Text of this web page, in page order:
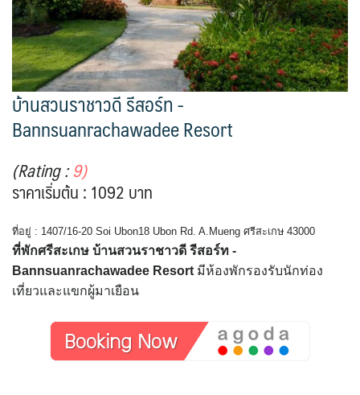
บ้านสวนราชาวดี รีสอร์ท -
Bannsuanrachawadee Resort
(Rating :9)
ราคาเริ่มต้น : 1092 บาท
ที่อยู่ : 1407/16-20 Soi Ubon18 Ubon Rd. A.Mueng ศรีสะเกษ 43000
ที่พักศรีสะเกษ บ้านสวนราชาวดี รีสอร์ท -
Bannsuanrachawadee Resort มีห้องพักรองรับนักท่อง
เที่ยวและแขกผู้มาเยือน